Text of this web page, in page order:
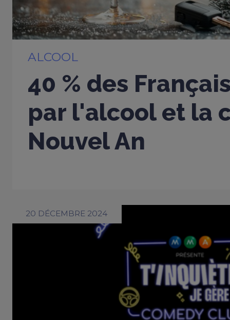
ALCOOL
40 % des
par l'alcool et la
Nouvel An
20 DÉCEMBRE 2024